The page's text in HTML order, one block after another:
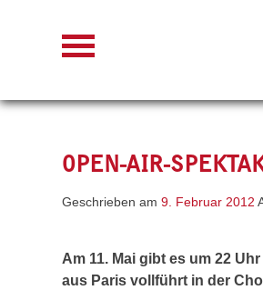
OPEN-AIR-
Geschrieben am 9. Februar 2012
Am 11. Mai gibt es um 22
aus Paris vollführt in der